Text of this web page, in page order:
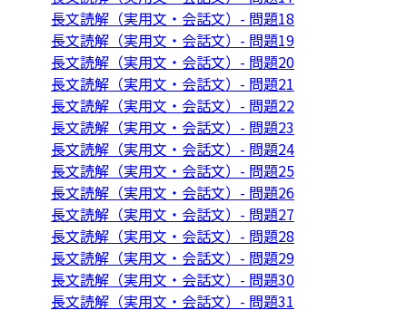
長文読解（実用文・会話文）- 問題18
長文読解（実用文・会話文）- 問題19
長文読解（実用文・会話文）- 問題20
長文読解（実用文・会話文）- 問題21
長文読解（実用文・会話文）- 問題22
長文読解（実用文・会話文）- 問題23
長文読解（実用文・会話文）- 問題24
長文読解（実用文・会話文）- 問題25
長文読解（実用文・会話文）- 問題26
長文読解（実用文・会話文）- 問題27
長文読解（実用文・会話文）- 問題28
長文読解（実用文・会話文）- 問題29
長文読解（実用文・会話文）- 問題30
長文読解（実用文・会話文）- 問題31